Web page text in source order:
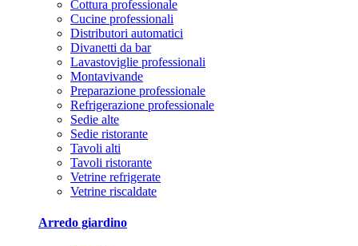
Cottura professionale
Cucine professionali
Distributori automatici
Divanetti da bar
Lavastoviglie professionali
Montavivande
Preparazione professionale
Refrigerazione professionale
Sedie alte
Sedie ristorante
Tavoli alti
Tavoli ristorante
Vetrine refrigerate
Vetrine riscaldate
Arredo giardino